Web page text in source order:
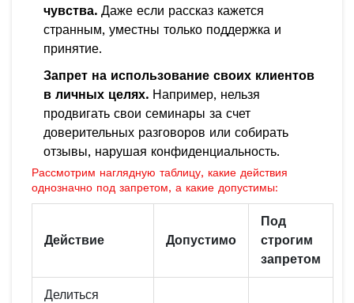
чувства. Даже если рассказ кажется
странным, уместны только поддержка и
принятие.
Запрет на использование своих клиентов
в личных целях. Например, нельзя
продвигать свои семинары за счет
доверительных разговоров или собирать
отзывы, нарушая конфиденциальность.
Рассмотрим наглядную таблицу, какие действия
однозначно под запретом, а какие допустимы:
Действие Допустимо
Под
строгим
запретом
Делиться